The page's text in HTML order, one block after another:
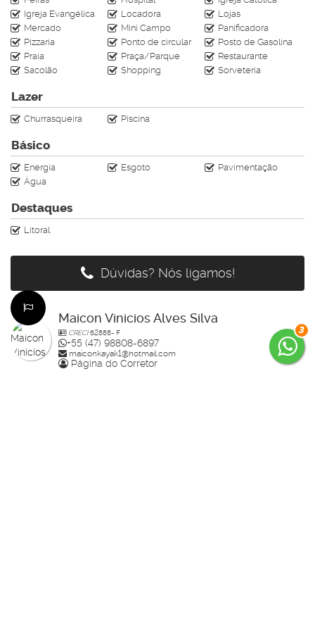
3
Av. Brasil n°2636-1
www.rahimoveis.com
CRECI J-4728
Igreja Evangélica
Locadora
Lojas
Mercado
Mini Campo
Panificadora
Pizzaria
Ponto de circular
Posto de Gasolina
Praia
Praça/Parque
Restaurante
Sacolão
Shopping Sorveteria
Lazer
Churrasqueira Piscina
Básico
Energia Esgoto
Pavimentação
Água
Destaques
Litoral
Dúvidas? Nós ligamos!
Maicon Vinicios Alves Silva
CRECI62888- F
+55 (47) 98808-6897
maiconkayak1@hotmail.com
Página do Corretor